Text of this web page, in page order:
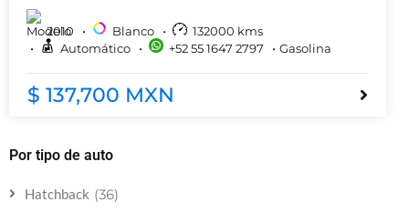
2010 Blanco 132000 kms
Automático
+52 55 1647 2797 Gasolina
$ 137,700 MXN
Por tipo de auto
Hatchback (36)